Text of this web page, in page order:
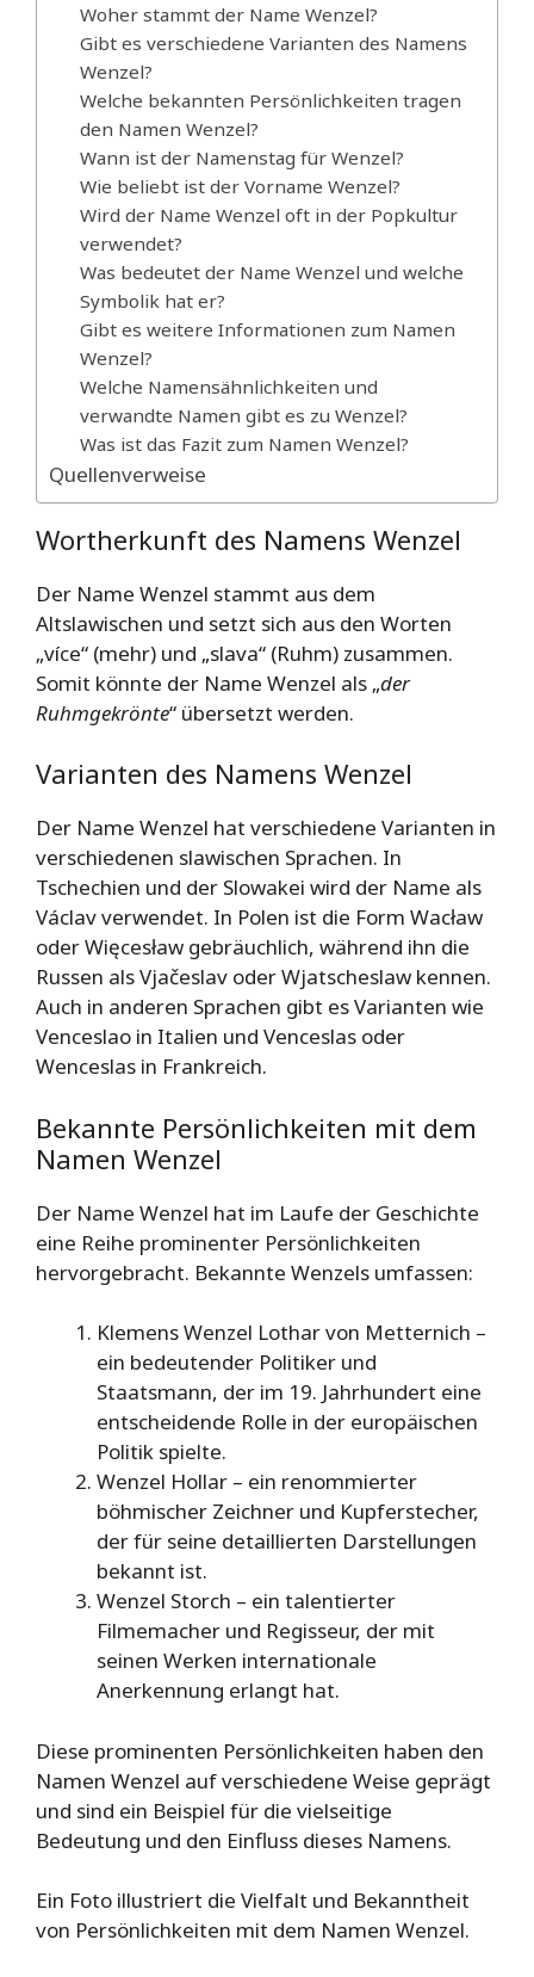
Woher stammt der Name Wenzel?
Gibt es verschiedene Varianten des Namens
Wenzel?
Welche bekannten Persönlichkeiten tragen
den Namen Wenzel?
Wann ist der Namenstag für Wenzel?
Wie beliebt ist der Vorname Wenzel?
Wird der Name Wenzel oft in der Popkultur
verwendet?
Was bedeutet der Name Wenzel und welche
Symbolik hat er?
Gibt es weitere Informationen zum Namen
Wenzel?
Welche Namensähnlichkeiten und
verwandte Namen gibt es zu Wenzel?
Was ist das Fazit zum Namen Wenzel?
Quellenverweise
Wortherkunft des Namens Wenzel
Der Name Wenzel stammt aus dem
Altslawischen und setzt sich aus den Worten
„více“ (mehr) und „slava“ (Ruhm) zusammen.
Somit könnte der Name Wenzel als „der
Ruhmgekrönte“ übersetzt werden.
Varianten des Namens Wenzel
Der Name Wenzel hat verschiedene Varianten in
verschiedenen slawischen Sprachen. In
Tschechien und der Slowakei wird der Name als
Václav verwendet. In Polen ist die Form Wacław
oder Więcesław gebräuchlich, während ihn die
Russen als Vjačeslav oder Wjatscheslaw kennen.
Auch in anderen Sprachen gibt es Varianten wie
Venceslao in Italien und Venceslas oder
Wenceslas in Frankreich.
Bekannte Persönlichkeiten mit dem
Namen Wenzel
Der Name Wenzel hat im Laufe der Geschichte
eine Reihe prominenter Persönlichkeiten
hervorgebracht. Bekannte Wenzels umfassen:
Klemens Wenzel Lothar von Metternich –
ein bedeutender Politiker und
Staatsmann, der im 19. Jahrhundert eine
entscheidende Rolle in der europäischen
Politik spielte.
Wenzel Hollar – ein renommierter
böhmischer Zeichner und Kupferstecher,
der für seine detaillierten Darstellungen
bekannt ist.
Wenzel Storch – ein talentierter
Filmemacher und Regisseur, der mit
seinen Werken internationale
Anerkennung erlangt hat.
Diese prominenten Persönlichkeiten haben den
Namen Wenzel auf verschiedene Weise geprägt
und sind ein Beispiel für die vielseitige
Bedeutung und den Einfluss dieses Namens.
Ein Foto illustriert die Vielfalt und Bekanntheit
von Persönlichkeiten mit dem Namen Wenzel.